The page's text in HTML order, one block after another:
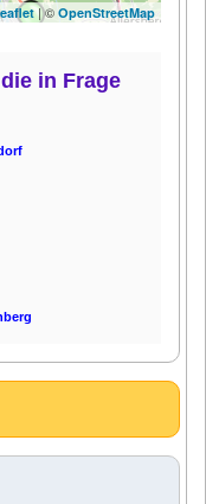
| © OpenStreetMap
in Frage